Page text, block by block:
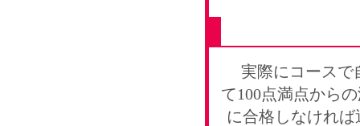
実際にコースで
て100点満点から
に合格しなけれ